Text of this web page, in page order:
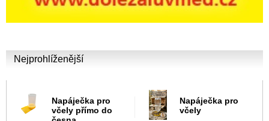
Nejprohlíženější
Napáječka pro
včely přímo do
Napáječka pro
včely